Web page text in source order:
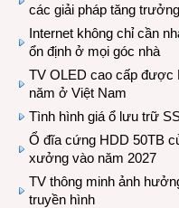
các giải pháp tăng
Internet không chỉ cần
ổn định ở mọi góc nhà
TV OLED cao cấp được
năm ở Việt Nam
Tình hình giá ổ lưu trữ
Ổ đĩa cứng HDD 50TB
xưởng vào năm 2027
TV thông minh ảnh
truyền hình